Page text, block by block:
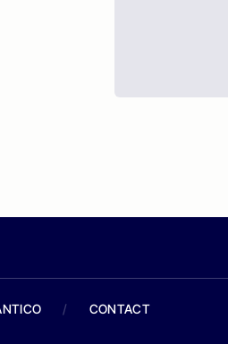
/ CONTACT